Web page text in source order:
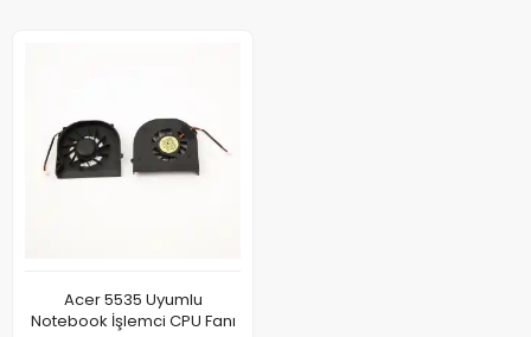
Acer 5535 Uyumlu
Notebook İşlemci CPU Fanı